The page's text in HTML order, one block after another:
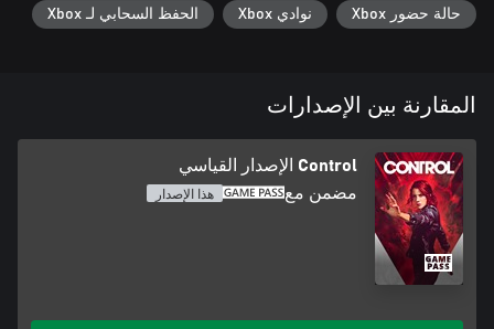
حالة حضور Xbox نوادي Xbox الحفظ السحابي لـ Xbox
المقارنة بين الإصدارات
Control الإصدار القياسي
مضمن مع هذا الإصدار